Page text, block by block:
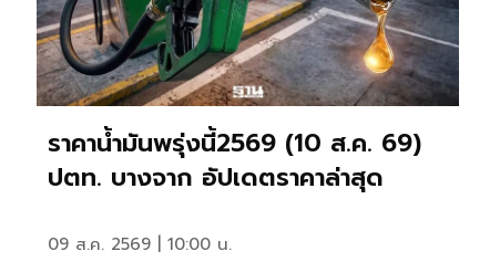
ราคาน้ำมันพรุ่งนี้2569 (10 ส.ค. 69)
ปตท. บางจาก อัปเดตราคาล่าสุด
09 ส.ค. 2569 | 10:00 น.